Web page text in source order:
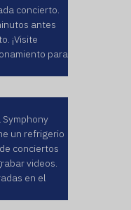
concierto.
antes
¡Visite
para
un refrigerio
conciertos
videos.
en el